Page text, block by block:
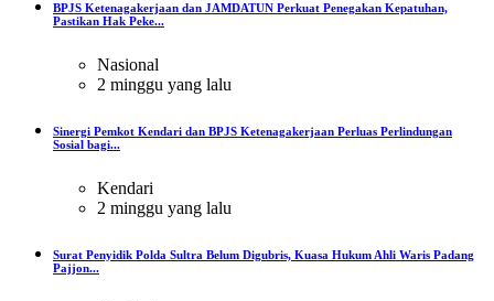
BPJS Ketenagakerjaan dan JAMDATUN Perkuat Penegakan Kepatuhan,
Pastikan Hak Peke...
Nasional
2 minggu yang lalu
Sinergi Pemkot Kendari dan BPJS Ketenagakerjaan Perluas Perlindungan
Sosial bagi...
Kendari
2 minggu yang lalu
Surat Penyidik Polda Sultra Belum Digubris, Kuasa Hukum Ahli Waris Padang
Pajjon...